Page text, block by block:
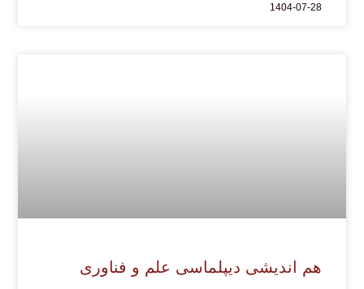
1404-07-28
هم اندیشی دیپلماسی علم و فناوری